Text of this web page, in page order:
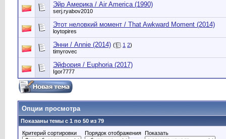
Эйр Америка / Air America (1990)
serj.ryabov2010
Этот неловкий момент / That Awkward Moment (2014)
loytopires
Энни / Annie (2014) ( 1 2)
timyrovec
Эйфория / Euphoria (2017)
Igor7777
Опции просмотра
Показаны темы с 1 по 50 из 79
Критерий сортировки
Порядок отображения Показать